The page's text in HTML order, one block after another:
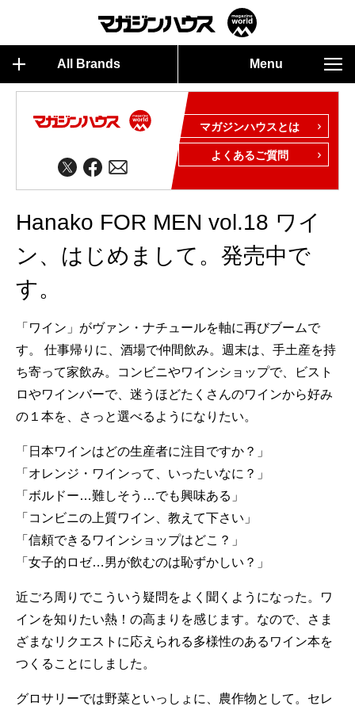
All Brands Menu
マガジンハウスとは
よくあるご質問
Hanako FOR MEN vol.18 ワイ
ン、はじめまして。発売中で
す。
「ワイン」がヴァン・ナチュールを軸に再びブームで
す。 仕事帰りに、酒場で仲間飲み。週末は、手土産を持
ち寄って家飲み。コンビニやワインショップで、ビスト
ロやワインバーで、迷うほどたくさんのワインから好み
の１本を、さっと選べるようになりたい。
「日本ワインはどの生産者に注目ですか？」
「オレンジ・ワインって、いったいなに？」
「ボルドー…難しそう…でも興味ある」
「コンビニの上質ワイン、教えて下さい」
「信頼できるワインショップはどこ？」
「女子的ロゼ…男が飲むのは恥ずかしい？」
近ごろ周りでこういう疑問をよく聞くようになった。ワ
インを知りたい熱！の高まりを感じます。なので、さま
ざまなリクエストに応えられる多様性のあるワイン本を
つくることにしました。
グロサリーでは野菜といっしょに、農作物として。セレ